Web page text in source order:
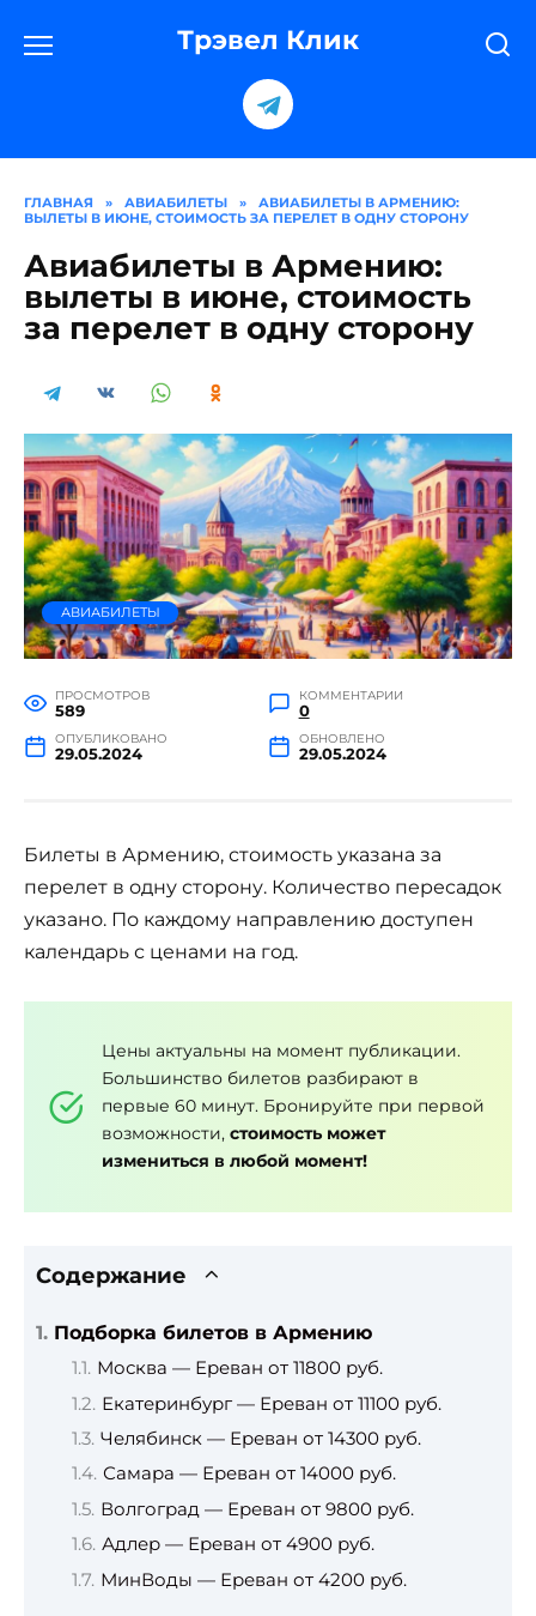
содержанию
Трэвел Клик
ГЛАВНАЯ » АВИАБИЛЕТЫ »
АВИАБИЛЕТЫ В АРМЕНИЮ:
ВЫЛЕТЫ В ИЮНЕ, СТОИМОСТЬ ЗА ПЕРЕЛЕТ В ОДНУ СТОРОНУ
Авиабилеты в Армению:
вылеты в июне, стоимость
за перелет в одну сторону
АВИАБИЛЕТЫ
ПРОСМОТРОВ
589
КОММЕНТАРИИ
0
ОПУБЛИКОВАНО
29.05.2024
ОБНОВЛЕНО
29.05.2024
Билеты в Армению, стоимость указана за
перелет в одну сторону. Количество пересадок
указано. По каждому направлению доступен
календарь с ценами на год.
Цены актуальны на момент публикации.
Большинство билетов разбирают в
первые 60 минут. Бронируйте при первой
возможности, стоимость может
измениться в любой момент!
Содержание
Подборка билетов в Армению
Москва — Ереван от 11800 руб.
Екатеринбург — Ереван от 11100 руб.
Челябинск — Ереван от 14300 руб.
Самара — Ереван от 14000 руб.
Волгоград — Ереван от 9800 руб.
Адлер — Ереван от 4900 руб.
МинВоды — Ереван от 4200 руб.